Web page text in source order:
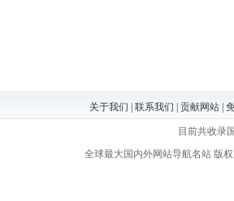
关于我们 联系我们 贡献网站
目前共收录
全球最大国内外网站导航名站版权